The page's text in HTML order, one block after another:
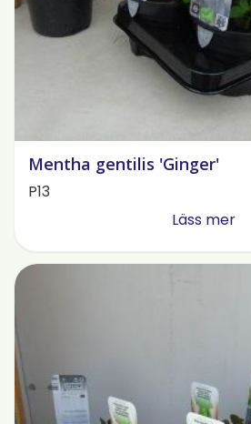
Mentha gentilis 'Ginger'
P13
Läss mer